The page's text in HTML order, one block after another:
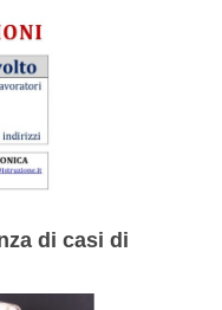
di casi di